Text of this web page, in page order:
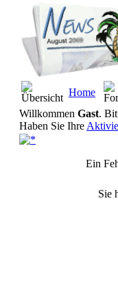
Home
Willkommen Gast.
Haben Sie Ihre
Ein
Sie